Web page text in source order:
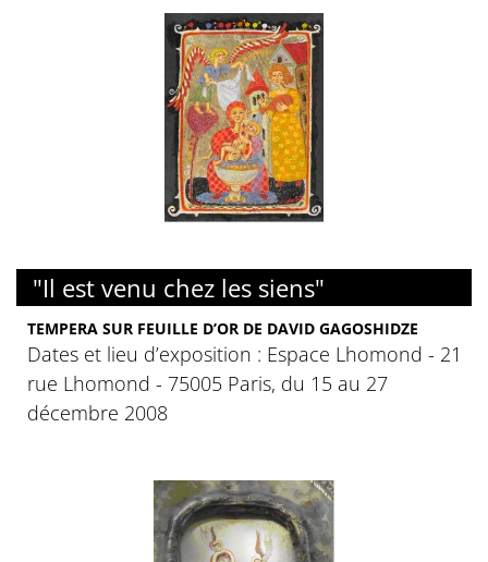
"Il est venu chez les siens"
TEMPERA SUR FEUILLE D’OR DE DAVID GAGOSHIDZE
Dates et lieu d’exposition : Espace Lhomond - 21
rue Lhomond - 75005 Paris, du 15 au 27
décembre 2008